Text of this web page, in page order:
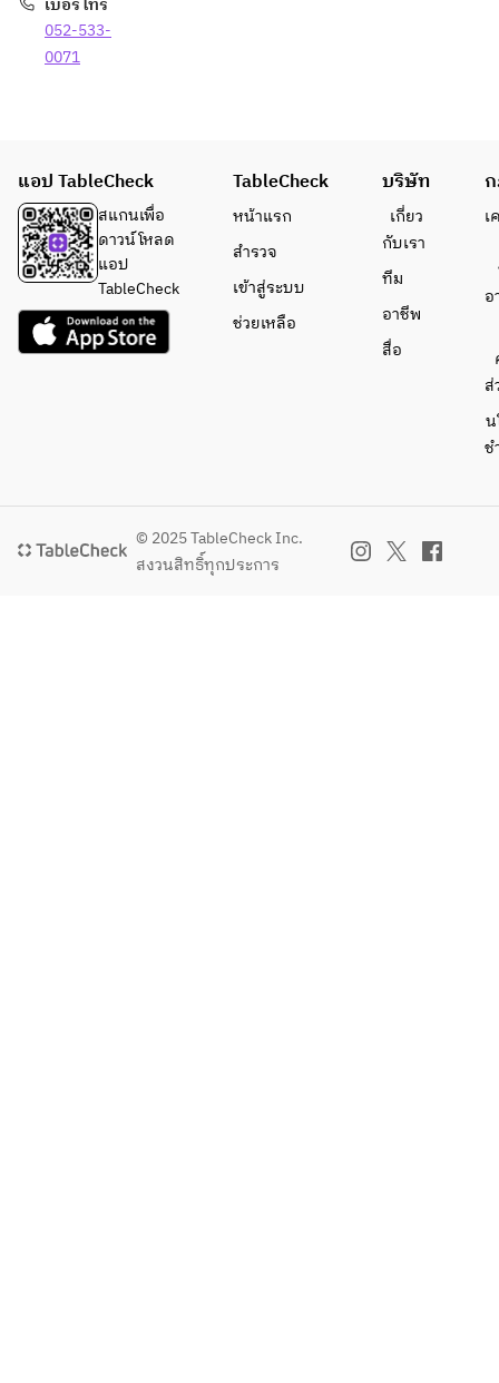
เบอร์โทร
052-533-
0071
แอป TableCheck
สแกนเพื่อ
ดาวน์โหลด
แอป
TableCheck
TableCheck
หน้าแรก
สำรวจ
เข้าสู่ระบบ
ช่วยเหลือ
บริษัท
เกี่ยว
กับเรา
ทีม
อาชีพ
สื่อ
เ
อ
ส่
น
ช
© 2025 TableCheck Inc.
สงวนสิทธิ์ทุกประการ